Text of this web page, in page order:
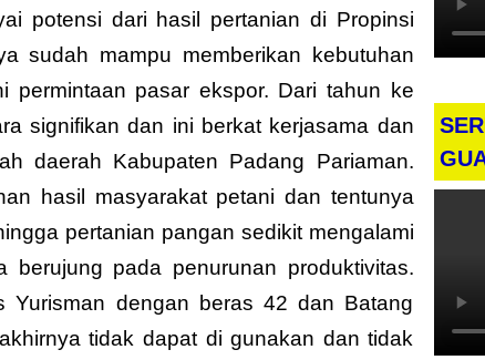
potensi dari hasil pertanian di Propinsi
sudah mampu memberikan kebutuhan
permintaan pasar ekspor. Dari tahun ke
signifikan dan ini berkat kerjasama dan
daerah Kabupaten Padang Pariaman.
hasil masyarakat petani dan tentunya
pertanian pangan sedikit mengalami
pada penurunan produktivitas.
Yurisman dengan beras 42 dan Batang
tidak dapat di gunakan dan tidak